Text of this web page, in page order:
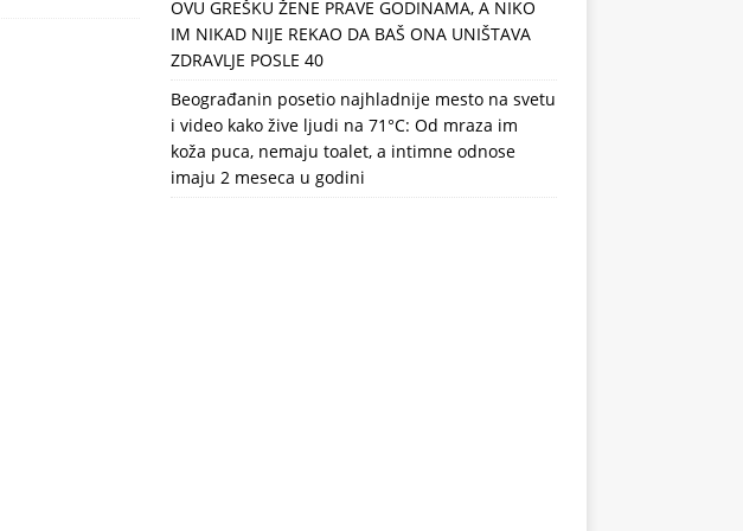
OVU GREŠKU ŽENE PRAVE GODINAMA, A NIKO
IM NIKAD NIJE REKAO DA BAŠ ONA UNIŠTAVA
ZDRAVLJE POSLE 40
Beograđanin posetio najhladnije mesto na svetu
i video kako žive ljudi na 71°C: Od mraza im
koža puca, nemaju toalet, a intimne odnose
imaju 2 meseca u godini